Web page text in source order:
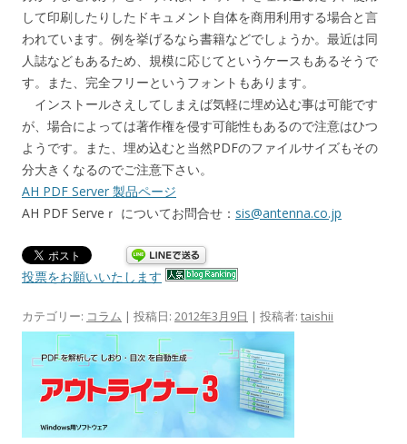
して印刷したりしたドキュメント自体を商用利用する場合と言
われています。例を挙げるなら書籍などでしょうか。最近は同
人誌などもあるため、規模に応じてというケースもあるそうで
す。また、完全フリーというフォントもあります。
インストールさえしてしまえば気軽に埋め込む事は可能です
が、場合によっては著作権を侵す可能性もあるので注意はひつ
ようです。また、埋め込むと当然PDFのファイルサイズもその
分大きくなるのでご注意下さい。
AH PDF Server 製品ページ
AH PDF Serveｒ についてお問合せ： sis@antenna.co.jp
投票をお願いいたします
カテゴリー: コラム | 投稿日: 2012年3月9日 | 投稿者: taishii